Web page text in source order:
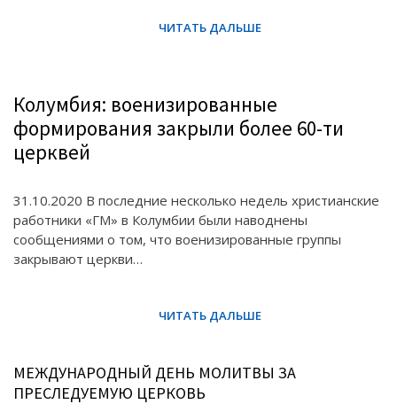
Колумбия: военизированные
формирования закрыли более 60-ти
церквей
31.10.2020 В последние несколько недель христианские
работники «ГМ» в Колумбии были наводнены
сообщениями о том, что военизированные группы
закрывают церкви…
МЕЖДУНАРОДНЫЙ ДЕНЬ МОЛИТВЫ ЗА
ПРЕСЛЕДУЕМУЮ ЦЕРКОВЬ